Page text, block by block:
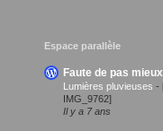
Espace parallèle
Faute de pas
Lumières pluvieuses -
IMG_9762]
Il y a 7 ans